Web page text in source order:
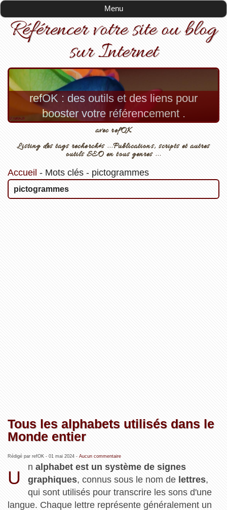
Menu
Référencer votre site ou blog
sur Internet
refOK : des outils et des liens pour
booster votre référencement .
avec refOK
Listing des tags recherchés ...Publications, scripts et autres
outils SEO en tous genres ...
Accueil - Mots clés- pictogrammes
pictogrammes
Tous les alphabets utilisés dans le
Monde entier
Rédigé par refOK - 01 mai 2024- Aucun commentaire
U
nalphabet est un système de signes
graphiques, connus sous le nom de lettres,
qui sont utilisés pour transcrire les sons d'une
langue. Chaque lettre représente généralement un